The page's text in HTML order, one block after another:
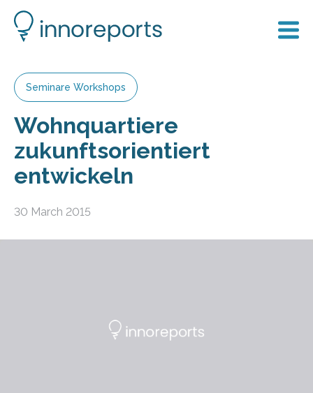
Seminare Workshops
Wohnquartiere
zukunftsorientiert
entwickeln
30 March 2015